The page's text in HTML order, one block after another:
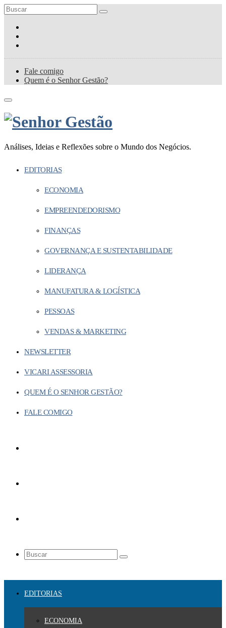
Fale comigo
Quem é o Senhor Gestão?
Análises, Ideias e Reflexões sobre o Mundo dos Negócios.
EDITORIAS
ECONOMIA
EMPREENDEDORISMO
FINANÇAS
GOVERNANÇA E SUSTENTABILIDADE
LIDERANÇA
MANUFATURA & LOGÍSTICA
PESSOAS
VENDAS & MARKETING
NEWSLETTER
VICARI ASSESSORIA
QUEM É O SENHOR GESTÃO?
FALE COMIGO
EDITORIAS
ECONOMIA